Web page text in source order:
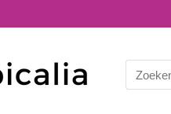
Search
for: